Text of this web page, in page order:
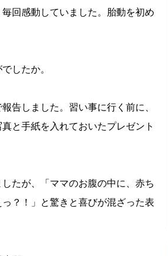
回感動していました。胎動を初め
したか。
告しました。習い事に行く前に、
と手紙を入れておいたプレゼント
たが、「ママのお腹の中に、赤ち
？！」と驚きと喜びが混ざった表